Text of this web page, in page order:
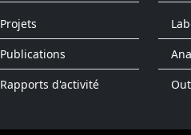
Projets
Publications
Rapports d'activité